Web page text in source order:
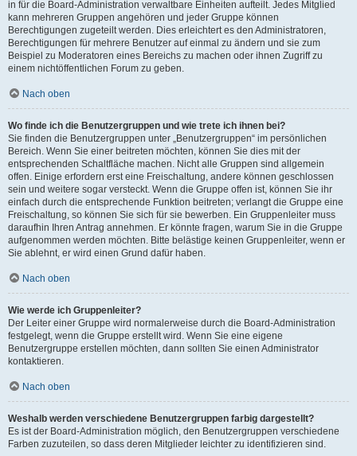
in für die Board-Administration verwaltbare Einheiten aufteilt. Jedes Mitglied
kann mehreren Gruppen angehören und jeder Gruppe können
Berechtigungen zugeteilt werden. Dies erleichtert es den Administratoren,
Berechtigungen für mehrere Benutzer auf einmal zu ändern und sie zum
Beispiel zu Moderatoren eines Bereichs zu machen oder ihnen Zugriff zu
einem nichtöffentlichen Forum zu geben.
Nach oben
Wo finde ich die Benutzergruppen und wie trete ich ihnen bei?
Sie finden die Benutzergruppen unter „Benutzergruppen“ im persönlichen
Bereich. Wenn Sie einer beitreten möchten, können Sie dies mit der
entsprechenden Schaltfläche machen. Nicht alle Gruppen sind allgemein
offen. Einige erfordern erst eine Freischaltung, andere können geschlossen
sein und weitere sogar versteckt. Wenn die Gruppe offen ist, können Sie ihr
einfach durch die entsprechende Funktion beitreten; verlangt die Gruppe eine
Freischaltung, so können Sie sich für sie bewerben. Ein Gruppenleiter muss
daraufhin Ihren Antrag annehmen. Er könnte fragen, warum Sie in die Gruppe
aufgenommen werden möchten. Bitte belästige keinen Gruppenleiter, wenn er
Sie ablehnt, er wird einen Grund dafür haben.
Nach oben
Wie werde ich Gruppenleiter?
Der Leiter einer Gruppe wird normalerweise durch die Board-Administration
festgelegt, wenn die Gruppe erstellt wird. Wenn Sie eine eigene
Benutzergruppe erstellen möchten, dann sollten Sie einen Administrator
kontaktieren.
Nach oben
Weshalb werden verschiedene Benutzergruppen farbig dargestellt?
Es ist der Board-Administration möglich, den Benutzergruppen verschiedene
Farben zuzuteilen, so dass deren Mitglieder leichter zu identifizieren sind.